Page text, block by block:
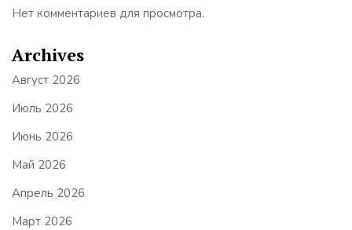
Нет комментариев для просмотра.
Archives
Август 2026
Июль 2026
Июнь 2026
Май 2026
Апрель 2026
Март 2026